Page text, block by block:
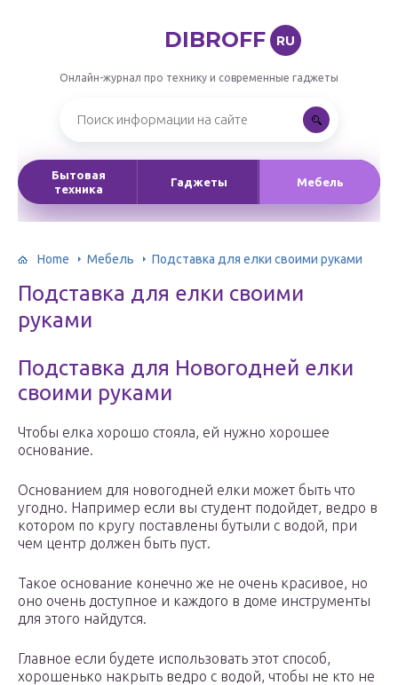
DIBROFF RU
Онлайн-журнал про технику и современные гаджеты
Бытовая
техника
Гаджеты Мебель
Home Мебель Подставка для елки своими руками
Подставка для елки своими
руками
Подставка для Новогодней елки
своими руками
Чтобы елка хорошо стояла, ей нужно хорошее
основание.
Основанием для новогодней елки может быть что
угодно. Например если вы студент подойдет, ведро в
котором по кругу поставлены бутыли с водой, при
чем центр должен быть пуст.
Такое основание конечно же не очень красивое, но
оно очень доступное и каждого в доме инструменты
для этого найдутся.
Главное если будете использовать этот способ,
хорошенько накрыть ведро с водой, чтобы не кто не